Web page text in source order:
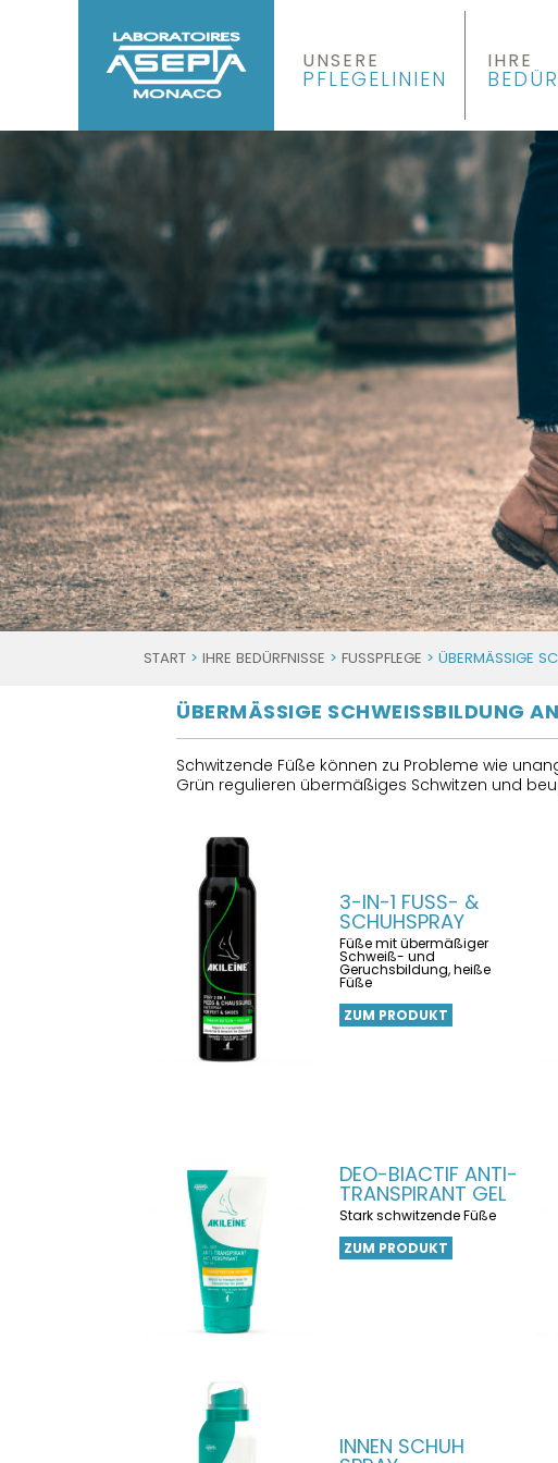
UNSERE
PFLEGELINIEN
IHRE
START > IHRE BEDÜRFNISSE > FUSSPFLEGE > ÜBERMÄSSIGE
ÜBERMÄSSIGE SCHWEISSBILDUNG AN
Schwitzende Füße können zu Probleme wie
Grün regulieren übermäßiges Schwitzen und
3-IN-1 FUSS- &
SCHUHSPRAY
Füße mit übermäßiger
Schweiß- und
Geruchsbildung, heiße
Füße
ZUM PRODUKT
DEO-BIACTIF ANTI-
TRANSPIRANT GEL
Stark schwitzende Füße
ZUM PRODUKT
INNEN SCHUH